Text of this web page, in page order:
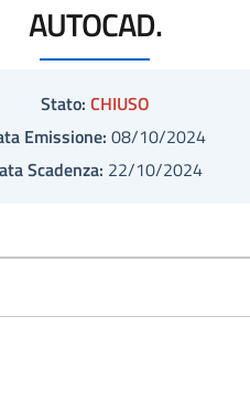
AUTOCAD.
Stato: CHIUSO
Emissione: 08/10/2024
Scadenza: 22/10/2024